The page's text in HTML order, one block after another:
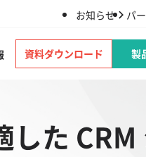
お知らせ パ
資料ダウンロード 製
た CRM